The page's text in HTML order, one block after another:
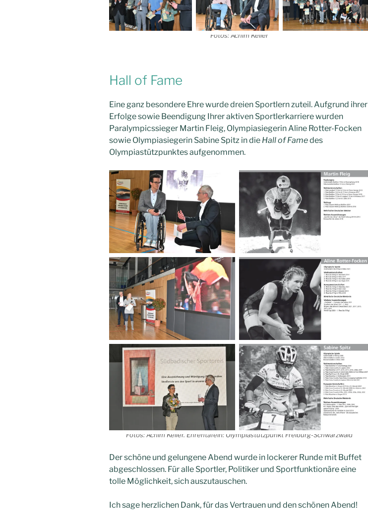
Fotos: Achim Keller
Hall of Fame
Eine ganz besondere Ehre wurde dreien Sportlern zuteil. Aufgrund ihrer
Erfolge sowie Beendigung Ihrer aktiven Sportlerkarriere wurden
Paralympicssieger Martin Fleig, Olympiasiegerin Aline Rotter-Focken
sowie Olympiasiegerin Sabine Spitz in die Hall of Famedes
Olympiastützpunktes aufgenommen.
Fotos: Achim Keller. Ehrentafeln: Olympiastützpunkt Freiburg-Schwarzwald
Der schöne und gelungene Abend wurde in lockerer Runde mit Buffet
abgeschlossen. Für alle Sportler, Politiker und Sportfunktionäre eine
tolle Möglichkeit, sich auszutauschen.
Ich sage herzlichen Dank, für das Vertrauen und den schönen Abend!